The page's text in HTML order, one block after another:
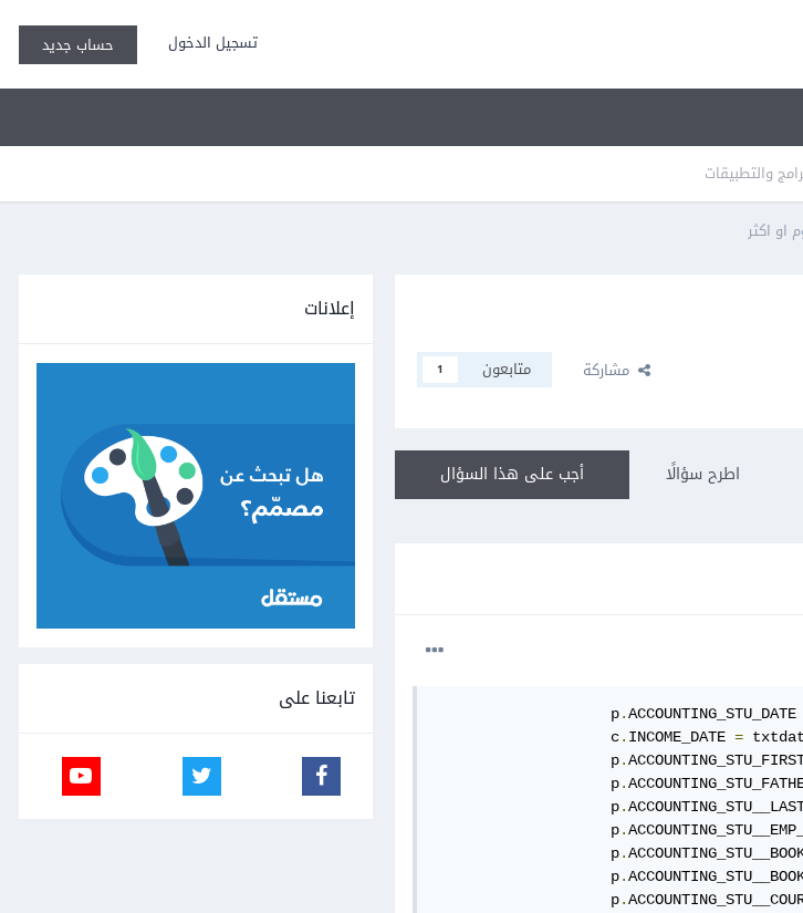
تسجيل الدخول حساب جديد
والتطبيقات
او اكثر
مشاركة متابعون 1
أجب على هذا السؤال اطرح سؤالًا
                    p
.ACCOUNTING_STU_DATE
                    c
. INCOME_DATE =
                    p
.
                    p
.
                    p
.
                    p
.
                    p
.
                    p
.
                    p
.
إعلانات
تابعنا على